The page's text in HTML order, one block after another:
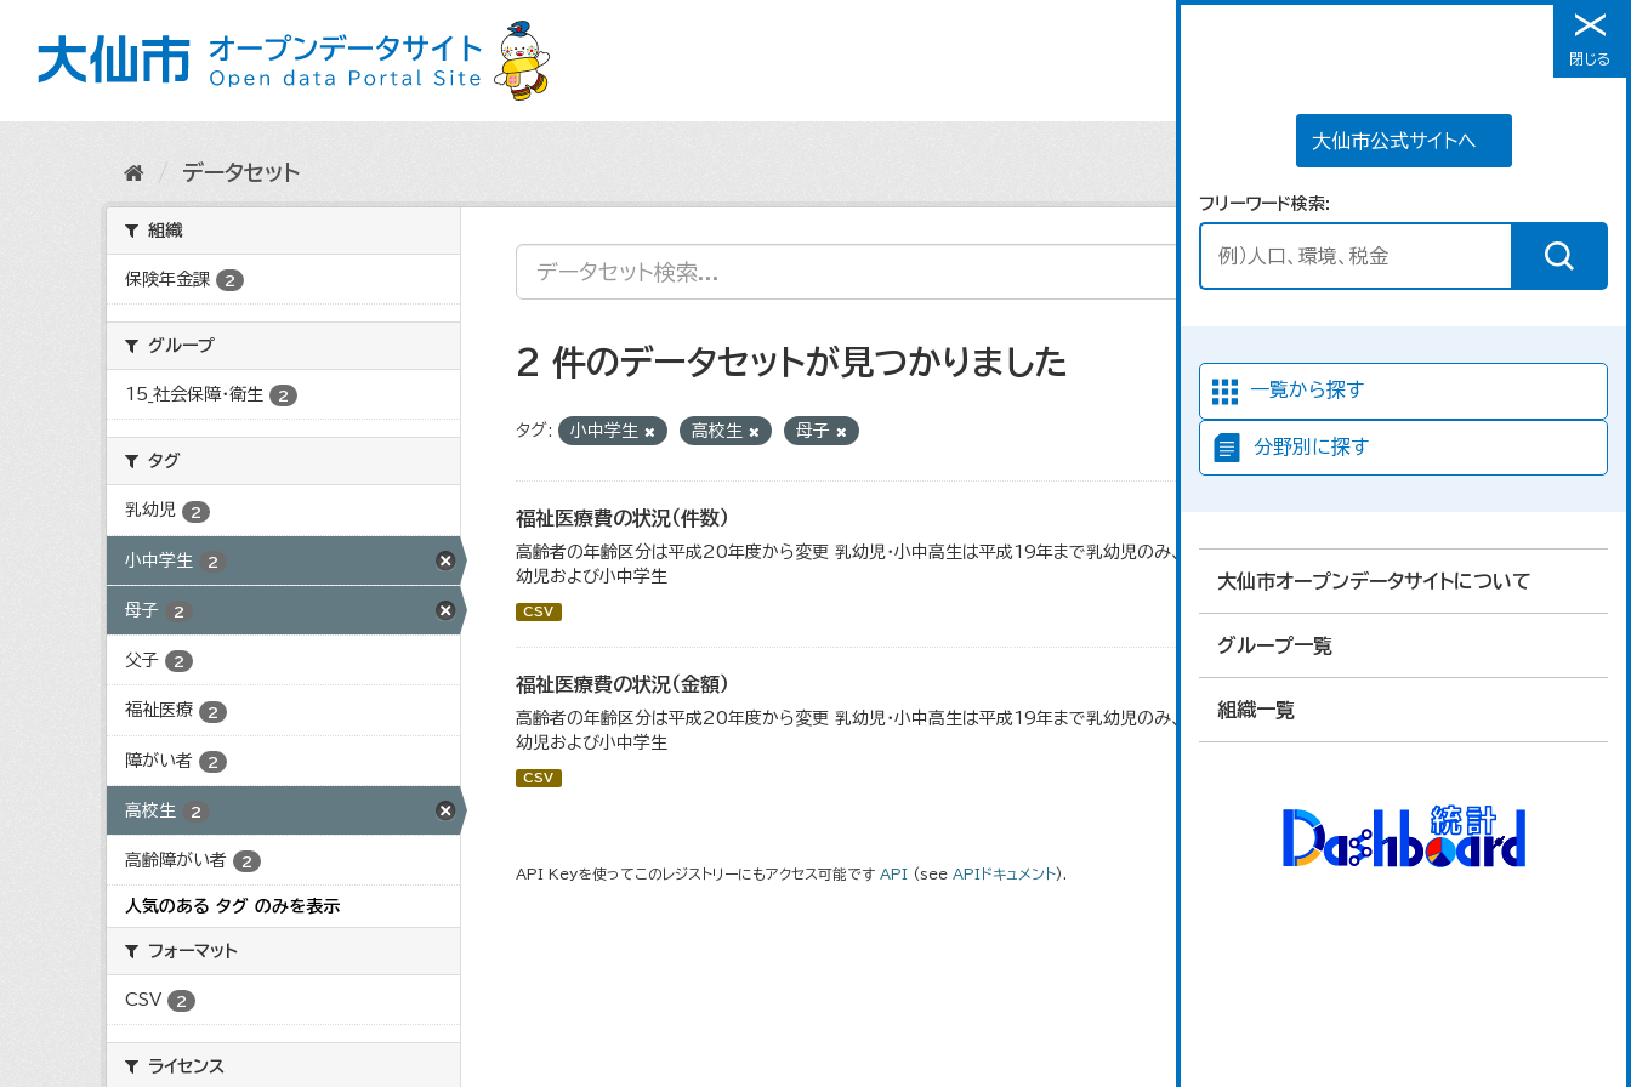
メニュー
大仙市公式サイトへ
フリーワード検索
一覧から探す
分野別に探す
大仙市オープンデータサイトについて
グループ一覧
組織一覧
閉じる
データセット
組織
保険年金課 2
グループ
15_社会保障・衛生 2
タグ
乳幼児 2
小中学生 2
母子 2
父子 2
福祉医療 2
障がい者 2
高校生 2
高齢障がい者 2
人気のある タグ のみを表示
フォーマット
CSV 2
ライセンス
2 件のデータセットが見つかりました
タグ: 小中学生 高校生 母子
福祉医療費の状況（件数）
高齢者の年齢区分は平成20年度から変更 乳幼児・小中高生は平成19年まで乳幼児のみ、平成20年度から令和元年度までは乳
幼児および小中学生
CSV
福祉医療費の状況（金額）
高齢者の年齢区分は平成20年度から変更 乳幼児・小中高生は平成19年まで乳幼児のみ、平成20年度から令和元年度までは乳
幼児および小中学生
CSV
API Keyを使ってこのレジストリーにもアクセス可能です API (see APIドキュメント).